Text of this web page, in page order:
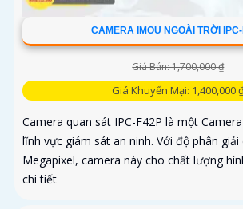
CAMERA IMOU NGOÀI TRỜI
Giá Bán: 1,700,000 ₫
Giá Khuyến Mại: 1,400,000
Camera quan sát IPC-F42P là một
lĩnh vực giám sát an ninh. Với độ phân giải
Megapixel, camera này cho chất lượng
chi tiết